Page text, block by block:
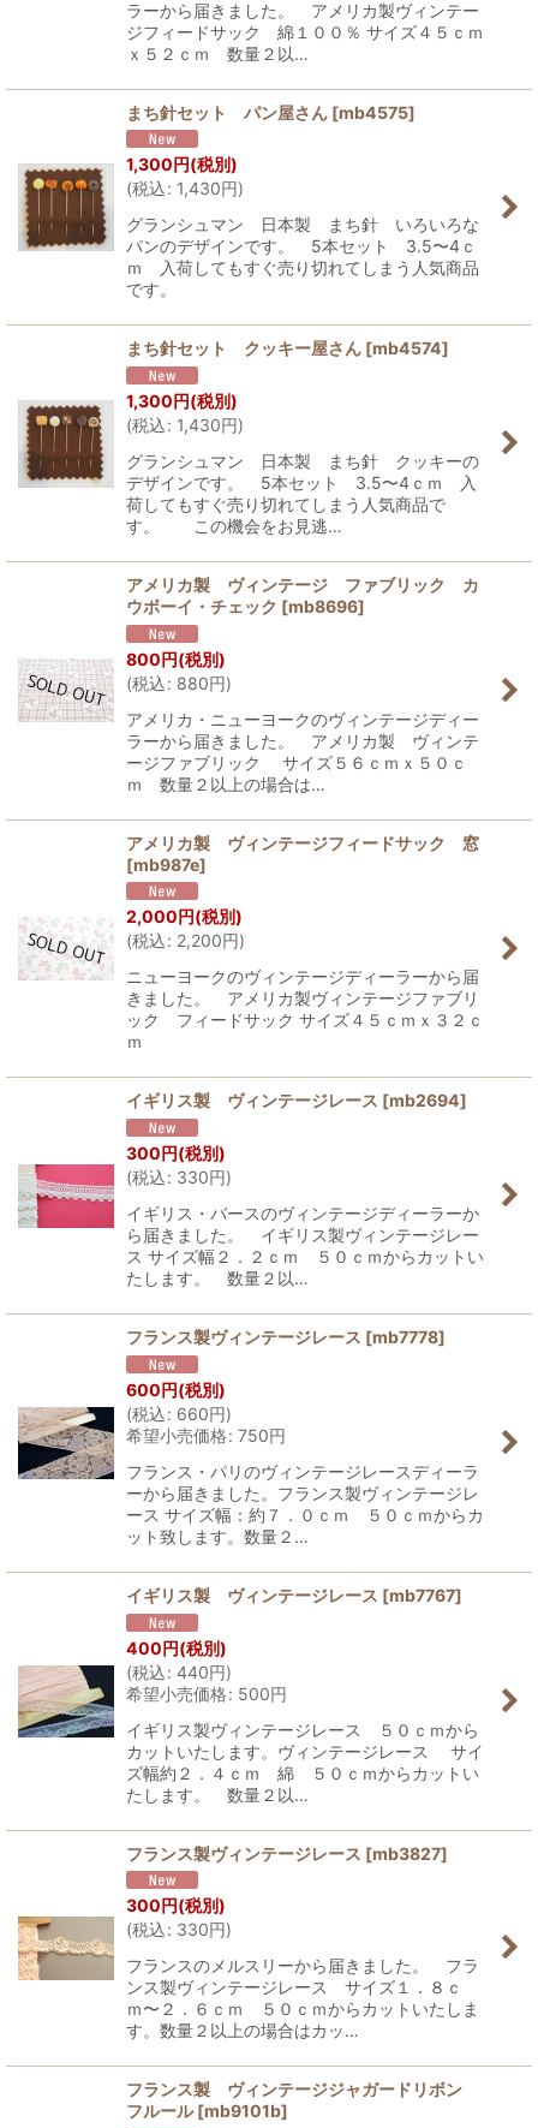
ラーから届きました。 アメリカ製ヴィンテー
ジフィードサック 綿１００％ サイズ４５ｃｍ
ｘ５２ｃｍ 数量２以…
まち針セット パン屋さん [mb4575]
1,300 円(税別)
(税込: 1,430円)
グランシュマン 日本製 まち針 いろいろな
パンのデザインです。 5本セット 3.5〜4ｃ
ｍ 入荷してもすぐ売り切れてしまう人気商品
です。
まち針セット クッキー屋さん [mb4574]
1,300円(税別)
(税込: 1,430円)
グランシュマン 日本製 まち針 クッキーの
デザインです。 5本セット 3.5〜4ｃｍ 入
荷してもすぐ売り切れてしまう人気商品で
す。 この機会をお見逃…
アメリカ製 ヴィンテージ ファブリック カ
ウボーイ・チェック [mb8696]
800円(税別)
(税込: 880円)
アメリカ・ニューヨークのヴィンテージディー
ラーから届きました。 アメリカ製 ヴィンテ
ージファブリック サイズ５６ｃｍｘ５０ｃ
ｍ 数量２以上の場合は…
アメリカ製 ヴィンテージフィードサック 窓
[mb987e]
2,000 円(税別)
(税込: 2,200円)
ニューヨークのヴィンテージディーラーから届
きました。 アメリカ製ヴィンテージファブリ
ック フィードサック サイズ４５ｃｍｘ３２ｃ
ｍ
イギリス製 ヴィンテージレース [mb2694]
300円(税別)
(税込: 330円)
イギリス・バースのヴィンテージディーラーか
ら届きました。 イギリス製ヴィンテージレー
ス サイズ幅２．２ｃｍ ５０ｃｍからカットい
たします。 数量２以…
フランス製ヴィンテージレース [mb7778]
600円(税別)
(税込: 660円)
希望小売価格: 750円
フランス・パリのヴィンテージレースディーラ
ーから届きました。フランス製ヴィンテージレ
ース サイズ幅：約７．０ｃｍ ５０ｃｍからカ
ット致します。数量２…
イギリス製 ヴィンテージレース [mb7767]
400円(税別)
(税込: 440円)
希望小売価格: 500円
イギリス製ヴィンテージレース ５０ｃｍから
カットいたします。ヴィンテージレース サイ
ズ幅約２．４ｃｍ 綿 ５０ｃｍからカットい
たします。 数量２以…
フランス製ヴィンテージレース [mb3827]
300円(税別)
(税込: 330円)
フランスのメルスリーから届きました。 フラ
ンス製ヴィンテージレース サイズ１．８ｃ
ｍ〜２．６ｃｍ ５０ｃｍからカットいたしま
す。数量２以上の場合はカッ…
フランス製 ヴィンテージジャガードリボン
フルール [mb9101b]